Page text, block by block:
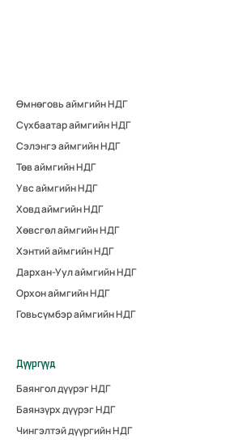
Өмнөговь аймгийн НДГ
Сүхбаатар аймгийн НДГ
Сэлэнгэ аймгийн НДГ
Төв аймгийн НДГ
Увс аймгийн НДГ
Ховд аймгийн НДГ
Хөвсгөл аймгийн НДГ
Хэнтий аймгийн НДГ
Дархан-Уул аймгийн НДГ
Орхон аймгийн НДГ
Говьсүмбэр аймгийн НДГ
Дүүргүүд
Баянгол дүүрэг НДГ
Баянзүрх дүүрэг НДГ
Чингэлтэй дүүргийн НДГ